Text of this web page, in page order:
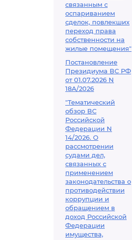
связанным с
оспариванием
сделок, повлекших
переход права
собственности на
жилые помещения"
Постановление
Президиума ВС РФ
от 01.07.2026 N
18А/2026
"Тематический
обзор ВС
Российской
Федерации N
14/2026. О
рассмотрении
судами дел,
связанных с
применением
законодательства о
противодействии
коррупции и
обращением в
доход Российской
Федерации
имущества,